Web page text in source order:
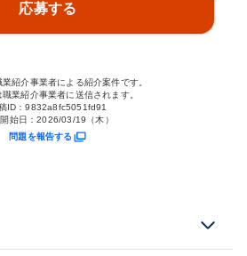
応募する
業紹介事業者による紹介案件です。
業紹介事業者に送信されます。
ID：9832a8fc5051fd91
始日：2026/03/19（木）
問題を報告する